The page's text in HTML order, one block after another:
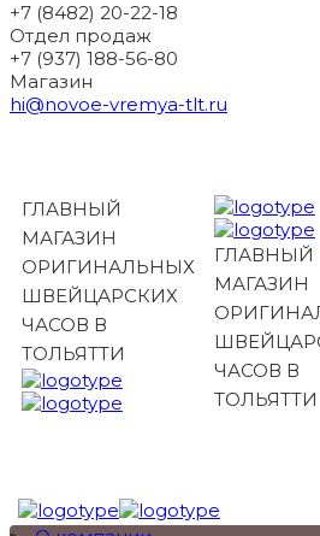
+7 (8482) 20-22-18
Отдел продаж
+7 (937) 188-56-80
Магазин
hi@novoe-vremya-tlt.ru
ГЛАВНЫЙ
МАГАЗИН
ОРИГИНАЛЬНЫХ
ШВЕЙЦАРСКИХ
ЧАСОВ В
ТОЛЬЯТТИ
ГЛАВНЫЙ
МАГАЗИН
ЧАСОВ В
ТОЛЬЯТТИ